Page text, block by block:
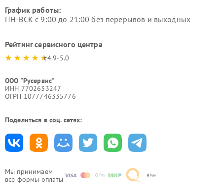
Мы принимаем
все формы оплаты
График работы:
ПН-ВСК с 9:00 до 21:00 без перерывов и выходных
Рейтинг сервисного центра
4.9-5.0
ООО "Русервис"
ИНН 7702633247
ОГРН 1077746335776
Поделиться в соц. сетях: